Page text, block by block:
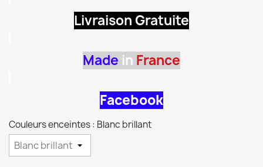
Livraison Gratuite
Made in France
Facebook
Couleurs enceintes : Blanc brillant